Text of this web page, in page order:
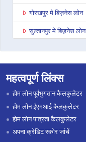
गोरखपुर मे बिज़नेस लोन
सुल्तानपुर मे बिज़नेस लोन
जौनपुर मे बिज़नेस लोन
औरैया मे बिज़नेस लोन
बिजनौर मे बिज़नेस लोन
महत्वपूर्ण लिंक्स
होम लोन पूर्वभुगतान कैलकुलेटर
होम लोन ईएमआई कैलकुलेटर
होम लोन पात्रता कैलकुलेटर
अपना क्रेडिट स्कोर जांचें